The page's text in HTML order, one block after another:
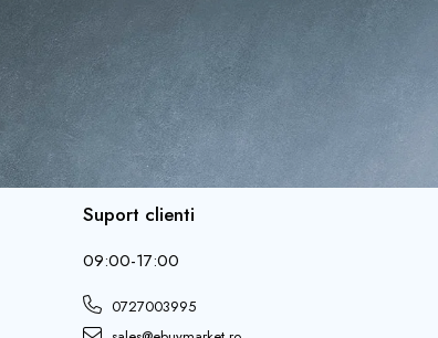
Suport clienti
09:00-17:00
0727003995